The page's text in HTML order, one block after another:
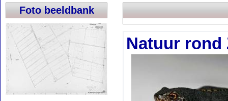
Foto beeldbank
Natuur rond